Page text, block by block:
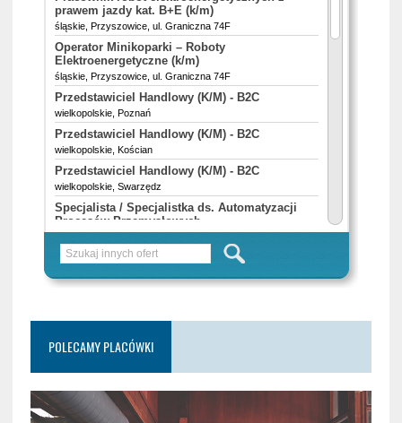
POLECAMY PLACÓWKI